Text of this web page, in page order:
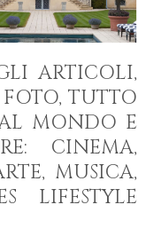
ARTICOLI,
FOTO, TUTTO
MONDO E
CINEMA,
MUSICA,
LIFESTYLE